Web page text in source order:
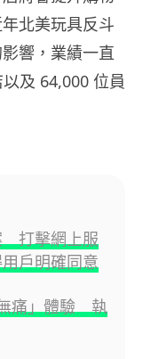
北美玩具反斗
響，業績一直
及 64,000 位員
打擊網上服
戶明確同意
痛」體驗 執